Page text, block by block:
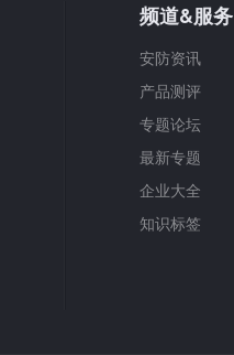
频道&服务
安防资讯
产品测评
专题论坛
最新专题
企业大全
知识标签